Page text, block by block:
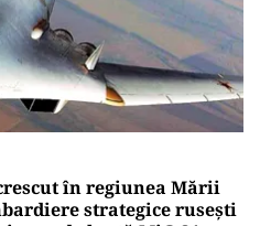
în regiunea Mării
strategice rusești